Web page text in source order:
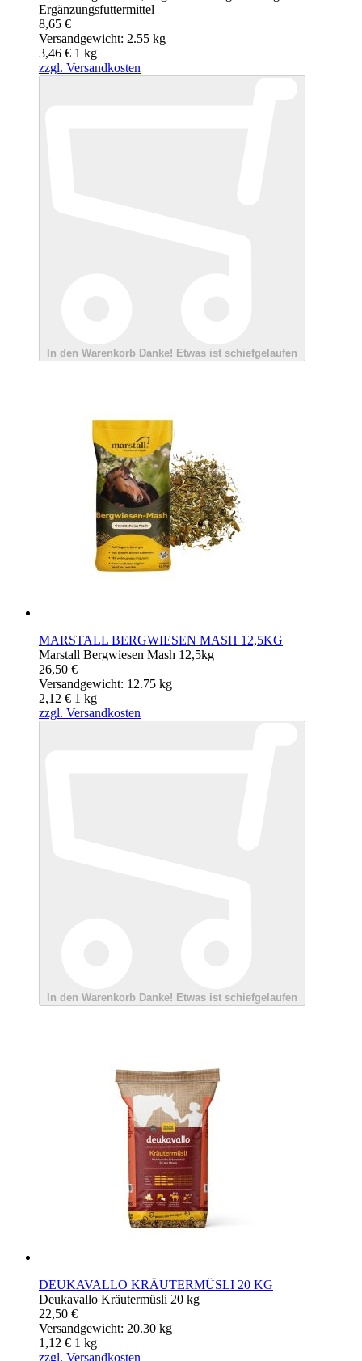
Ergänzungsfuttermittel
8,65 €
Versandgewicht: 2.55 kg
3,46 € 1 kg
zzgl. Versandkosten
In den Warenkorb Danke! Etwas ist schiefgelaufen
MARSTALL BERGWIESEN MASH 12,5KG
Marstall Bergwiesen Mash 12,5kg
26,50 €
Versandgewicht: 12.75 kg
2,12 € 1 kg
zzgl. Versandkosten
In den Warenkorb Danke! Etwas ist schiefgelaufen
DEUKAVALLO KRÄUTERMÜSLI 20 KG
Deukavallo Kräutermüsli 20 kg
22,50 €
Versandgewicht: 20.30 kg
1,12 € 1 kg
zzgl. Versandkosten